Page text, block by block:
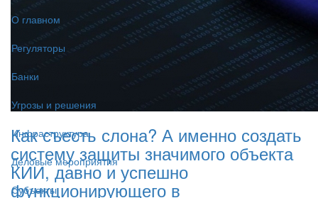
О главном
Регуляторы
Банки
Угрозы и решения
Инфраструктура
Деловые мероприятия
Субъекты
Как съесть слона? А именно создать
систему защиты значимого объекта
КИИ, давно и успешно
функционирующего в